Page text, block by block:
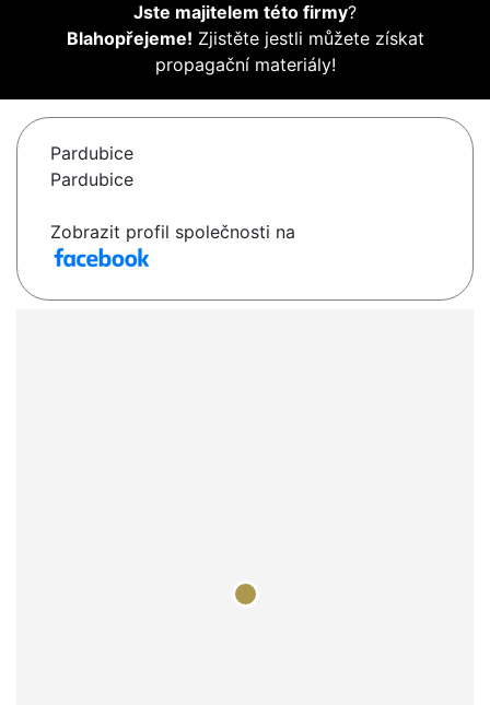
Jste majitelem této firmy?
Blahopřejeme! Zjistěte jestli můžete získat
propagační materiály!
Pardubice
Pardubice
Zobrazit profil společnosti na